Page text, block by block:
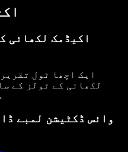
اکیڈمک لکھائی
ایک اچھا ٹول
لکھائی کے ٹولز کے